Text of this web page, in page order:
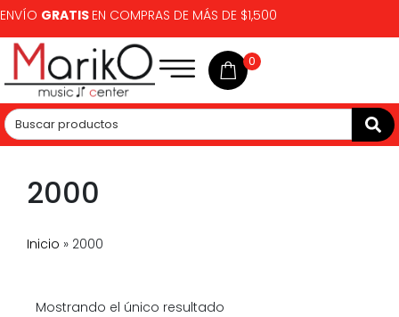
ENVÍO GRATIS EN COMPRAS DE MÁS DE $1,500
0
2000
Inicio » 2000
Mostrando el único resultado